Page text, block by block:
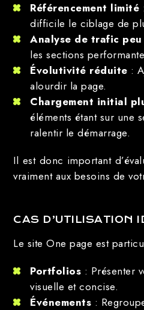
Référencement limité
difficile le ciblage de
Analyse de trafic
les sections
Évolutivité réduite :
alourdir la page.
Chargement initial
éléments étant sur une
ralentir le démarrage.
Il est donc important
vraiment aux besoins de
CAS D’UTILISATION
Le site One page est
Portfolios : Présenter
visuelle et concise.
Événements :